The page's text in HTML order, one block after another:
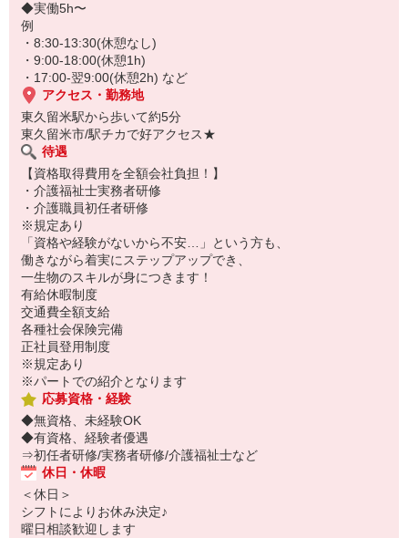
プライベートが大事にできるので、
子育て中のスタッフも多数在籍！
安定して長く働きたい方にピッタリです◎
ぜひお気軽にご応募ください！
◆実働5h〜
例
・8:30-13:30(休憩なし)
・9:00-18:00(休憩1h)
・17:00-翌9:00(休憩2h) など
アクセス・勤務地
東久留米駅から歩いて約5分
東久留米市/駅チカで好アクセス★
待遇
【資格取得費用を全額会社負担！】
・介護福祉士実務者研修
・介護職員初任者研修
※規定あり
「資格や経験がないから不安…」という方も、
働きながら着実にステップアップでき、
一生物のスキルが身につきます！
有給休暇制度
交通費全額支給
各種社会保険完備
正社員登用制度
※規定あり
※パートでの紹介となります
応募資格・経験
◆無資格、未経験OK
◆有資格、経験者優遇
⇒初任者研修/実務者研修/介護福祉士など
休日・休暇
＜休日＞
シフトによりお休み決定♪
曜日相談歓迎します